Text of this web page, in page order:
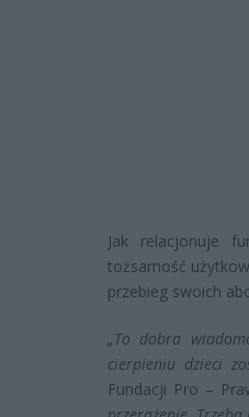
Jak relacjonuje
tożsamość
przebieg swoich
„To dobra
cierpieniu dzieci
Fundacji Pro –